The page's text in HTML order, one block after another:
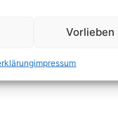
Vorlieben
impressum